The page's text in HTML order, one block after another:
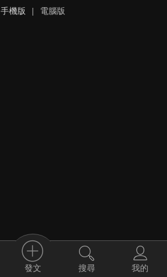
手機版
| 電腦版
發文 搜尋 我的